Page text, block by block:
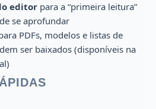
editor para a “primeira leitura”
se aprofundar
PDFs, modelos e listas de
ser baixados (disponíveis na